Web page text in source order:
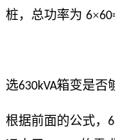
桩，总功率为 6×
选630kVA箱变是否
根据前面的公式，